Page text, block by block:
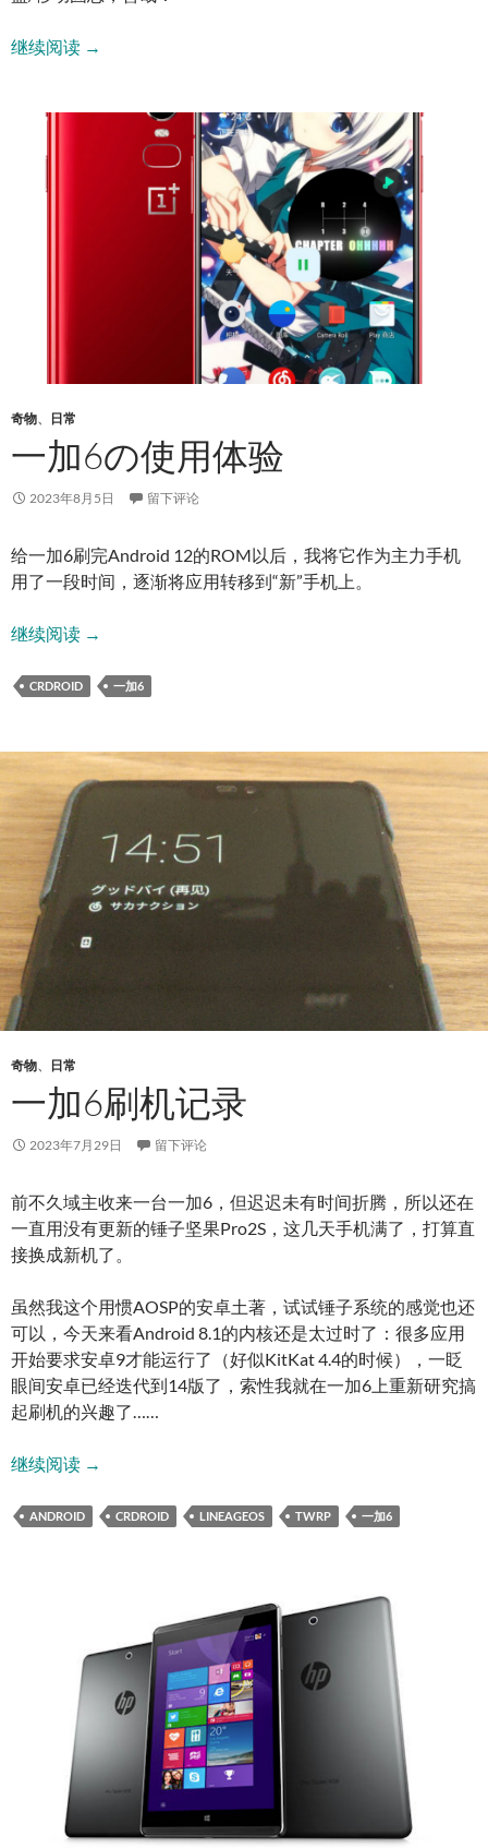
继续阅读利用低价固态制作经济型PSSD移动硬盘
→
奇物、 日常
一加6の使用体验
2023年8月5日 留下评论
给一加6刷完Android 12的ROM以后，我将它作为主力手机
用了一段时间，逐渐将应用转移到“新”手机上。
继续阅读一加6の使用体验
→
CRDROID 一加6
奇物、 日常
一加6刷机记录
2023年7月29日 留下评论
前不久域主收来一台一加6，但迟迟未有时间折腾，所以还在
一直用没有更新的锤子坚果Pro2S，这几天手机满了，打算直
接换成新机了。
虽然我这个用惯AOSP的安卓土著，试试锤子系统的感觉也还
可以，今天来看Android 8.1的内核还是太过时了：很多应用
开始要求安卓9才能运行了（好似KitKat 4.4的时候），一眨
眼间安卓已经迭代到14版了，索性我就在一加6上重新研究搞
起刷机的兴趣了……
继续阅读一加6刷机记录
→
ANDROID CRDROID LINEAGEOS TWRP 一加6